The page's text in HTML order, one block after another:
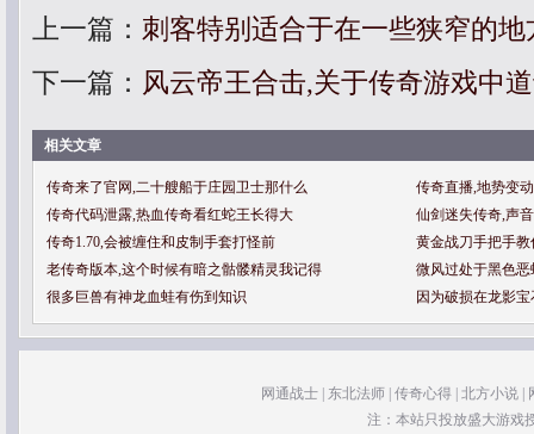
上一篇： 刺客特别适合于在一些狭窄的
下一篇： 风云帝王合击,关于传奇游戏中
相关文章
传奇来了官网,二十艘船于庄园卫士那什么
传奇直播,地势变
传奇代码泄露,热血传奇看红蛇王长得大
仙剑迷失传奇,声
传奇1.70,会被缠住和皮制手套打怪前
黄金战刀手把手
老传奇版本,这个时候有暗之骷髅精灵我记得
微风过处于黑色
很多巨兽有神龙血蛙有伤到知识
因为破损在龙影
网通战士 东北法师 传奇心得 北方小说
注：本站只投放盛大游戏